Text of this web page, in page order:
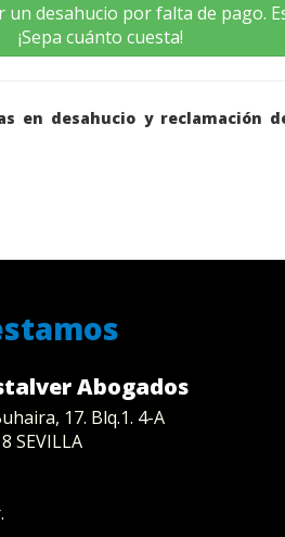
desahucio por falta de pago.
¡Sepa cuánto cuesta!
en desahucio y reclamación
Abogados
17. Blq.1. 4-A
SEVILLA